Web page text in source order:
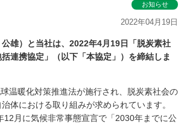
お知らせ
2022年04月19日
雄）と当社は、2022年4月19日「脱炭素社
連携協定」（以下「本協定」）を締結しま
温暖化対策推進法が施行され、脱炭素社会の
体における取り組みが求められています。
12月に気候非常事態宣言で「2030年までに公